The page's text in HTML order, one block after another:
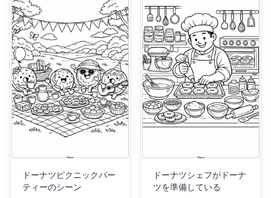
ドーナツピクニックパー
ティーのシーン
ドーナツシェフがドーナ
ツを準備している